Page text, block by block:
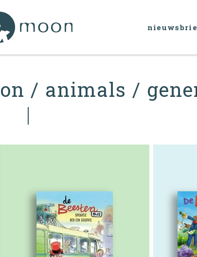
/ animals /